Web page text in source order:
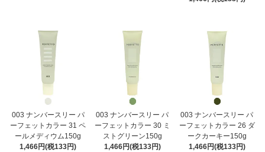
003 ナンバースリー パ
ーフェットカラー 31 ペ
ールメディウム150g
1,466円(税133円)
003 ナンバースリー パ
ーフェットカラー 30 ミ
ストグリーン150g
1,466円(税133円)
003 ナンバースリー パ
ーフェットカラー 26 ダ
ークカーキー150g
1,466円(税133円)